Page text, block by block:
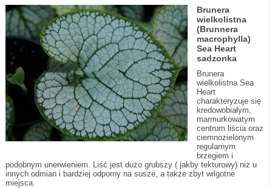
Brunera
wielkolistna
(Brunnera
macrophylla)
Sea Heart
sadzonka
Brunera
wielkolistna Sea
Heart
charakteryzuje się
kredowobiałym,
marmurkowatym
centrum liścia oraz
ciemnozielonym
regularnym
brzegiem i
podobnym unerwieniem. Liść jest dużo grubszy ( jakby tekturowy) niż u
innych odmian i bardziej odporny na susze, a także zbyt wilgotne
miejsca.